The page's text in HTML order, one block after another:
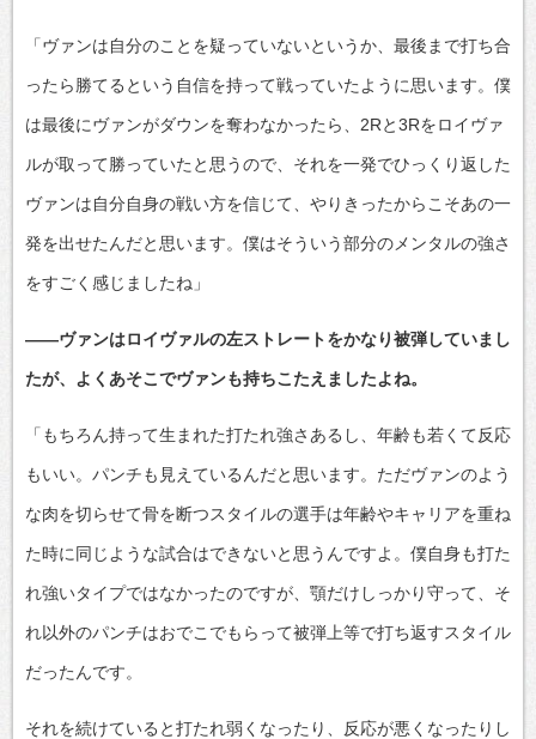
「ヴァンは自分のことを疑っていないというか、最後まで打ち合
ったら勝てるという自信を持って戦っていたように思います。僕
は最後にヴァンがダウンを奪わなかったら、2Rと3Rをロイヴァ
ルが取って勝っていたと思うので、それを一発でひっくり返した
ヴァンは自分自身の戦い方を信じて、やりきったからこそあの一
発を出せたんだと思います。僕はそういう部分のメンタルの強さ
をすごく感じましたね」
――ヴァンはロイヴァルの左ストレートをかなり被弾していまし
たが、よくあそこでヴァンも持ちこたえましたよね。
「もちろん持って生まれた打たれ強さあるし、年齢も若くて反応
もいい。パンチも見えているんだと思います。ただヴァンのよう
な肉を切らせて骨を断つスタイルの選手は年齢やキャリアを重ね
た時に同じような試合はできないと思うんですよ。僕自身も打た
れ強いタイプではなかったのですが、顎だけしっかり守って、そ
れ以外のパンチはおでこでもらって被弾上等で打ち返すスタイル
だったんです。
それを続けていると打たれ弱くなったり、反応が悪くなったりし